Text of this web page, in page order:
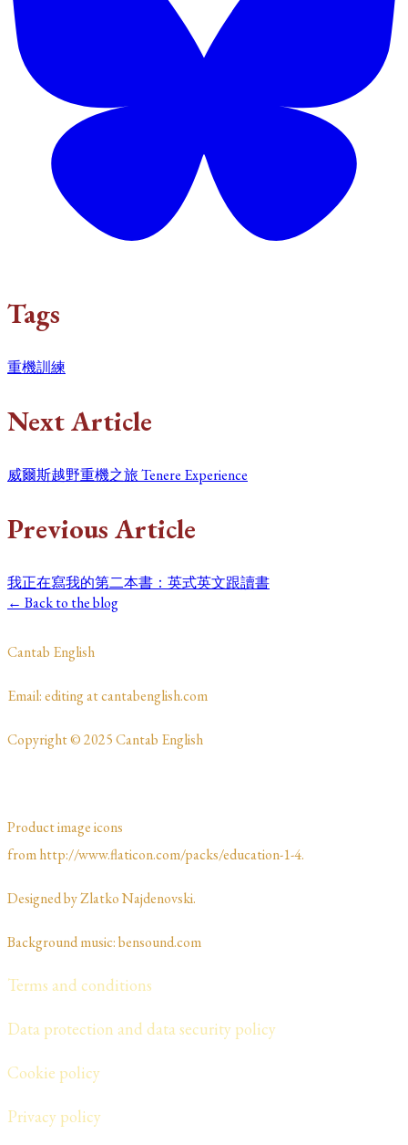
Tags
重機訓練
Next Article
威爾斯越野重機之旅 Tenere Experience
Previous Article
我正在寫我的第二本書：英式英文跟讀書
← Back to the blog
​Cantab English
​​​Email: editing at cantabenglish.com
Copyright © 2025 Cantab English
Product image icons
from http://www.flaticon.com/packs/education-1-4.
Designed by Zlatko Najdenovski. ​​​​
Background music: bensound.com
Terms and conditions
Data protection and data security policy
Cookie policy
​Privacy policy